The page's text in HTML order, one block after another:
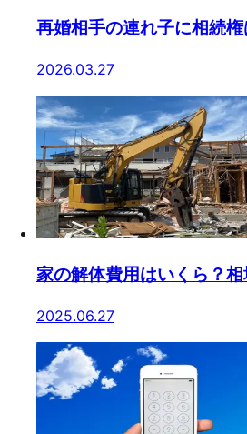
再婚相手の連れ子に相続
2026.03.27
家の解体費用はいくら？
2025.06.27